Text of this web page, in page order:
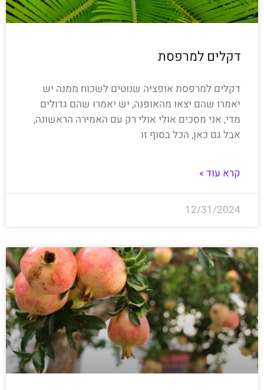
דקלים למרפסת
דקלים למרפסת אופציה שנוטים לשכוח ממנה יש
יאמרו שהם יצאו מהאופנה, יש יאמרו שהם גדולים
מדי, אני מסכים אולי אולי רק עם האמירה הראשונה,
אבל גם כאן, הכל בסוף זו
קרא עוד »
12/31/2024